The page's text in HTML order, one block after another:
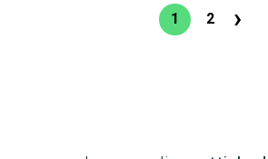
Nuværende
1
Side
2 ›